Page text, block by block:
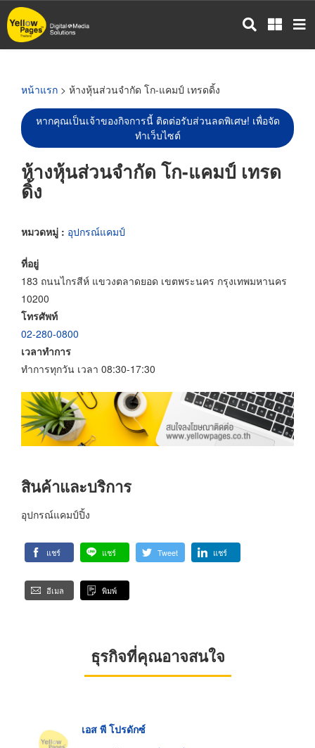
ข้าม
ไป
หน้าแรก > ห้างหุ้นส่วนจำกัด โก-แคมป์ เทรดดิ้ง
หากคุณเป็นเจ้าของกิจการนี้ ติดต่อรับส่วนลดพิเศษ! เพื่อจัด
ทำเว็บไซต์
ห้างหุ้นส่วนจำกัด โก-แคมป์ เทรด
ดิ้ง
หมวดหมู่ : อุปกรณ์แคมป์
ที่อยู่
183 ถนนไกรสีห์ แขวงตลาดยอด เขตพระนคร กรุงเทพมหานคร
10200
โทรศัพท์
02-280-0800
เวลาทำการ
ทำการทุกวัน เวลา 08:30-17:30
สินค้าและบริการ
อุปกรณ์แคมป์ปิ้ง
แชร์ แชร์ Tweet แชร์
อีเมล พิมพ์
ธุรกิจที่คุณอาจสนใจ
เอส พี โปรดักซ์